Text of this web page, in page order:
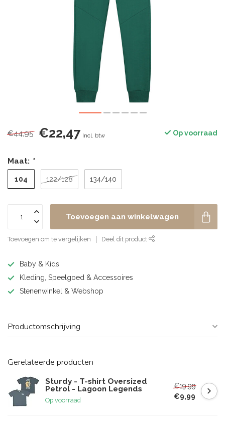
€44,95 €22,47 Incl. btw Op voorraad
Maat: *
104 122/128 134/140
Toevoegen aan winkelwagen
Toevoegen om te vergelijken Deel dit product
Baby & Kids
Kleding, Speelgoed & Accessoires
Stenenwinkel & Webshop
Productomschrijving
Gerelateerde producten
Sturdy - T-shirt Oversized
Petrol - Lagoon Legends
Op voorraad
€19,99
€9,99